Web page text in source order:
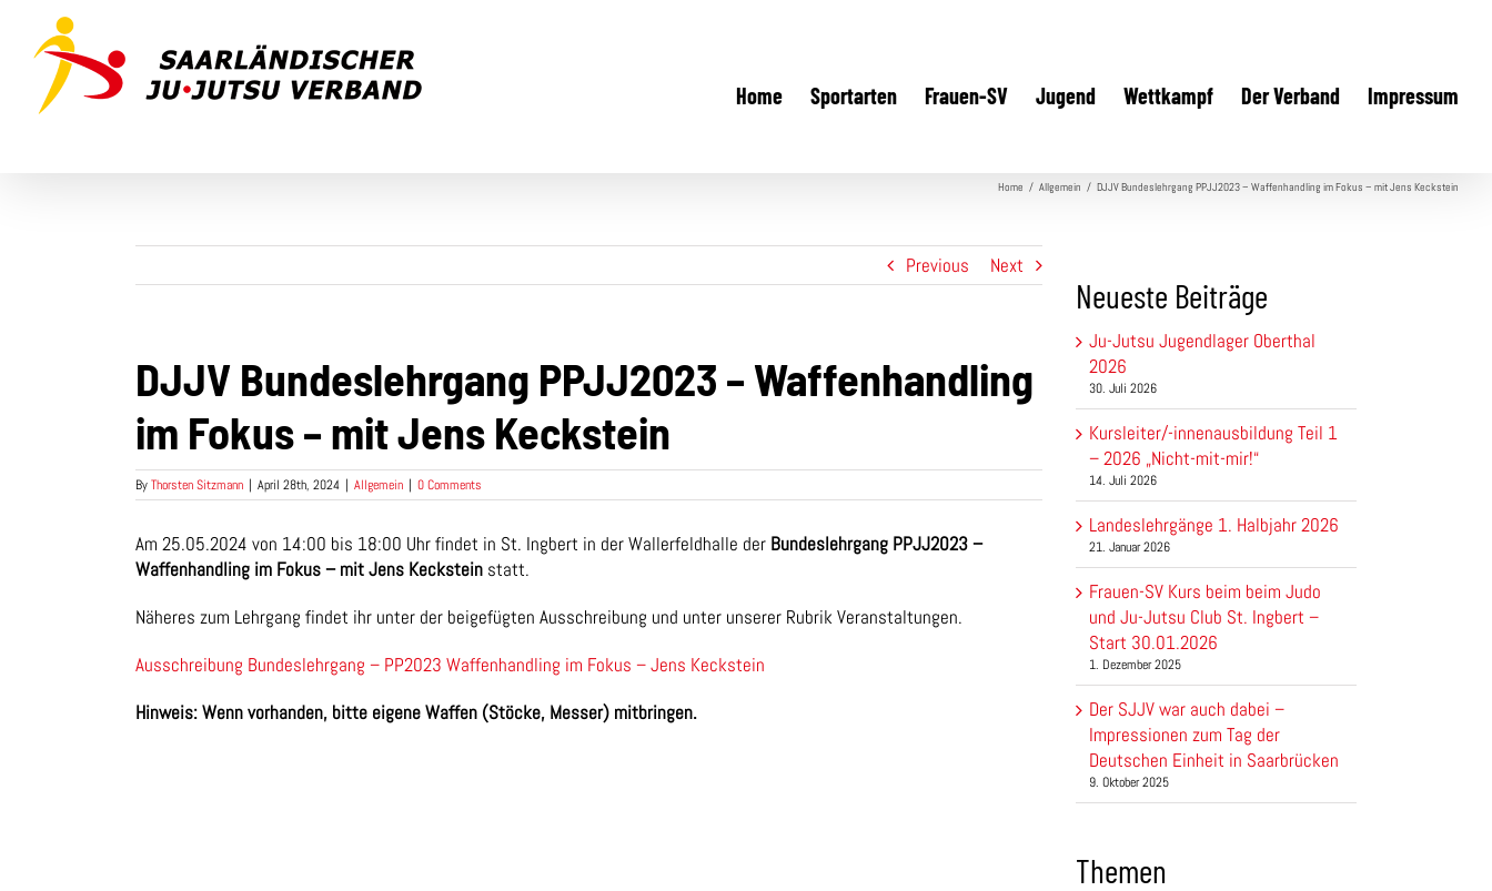
content
Home Sportarten Frauen-SV Jugend Wettkampf Der Verband Impressum
Home / Allgemein / DJJV Bundeslehrgang PPJJ2023 – Waffenhandling im Fokus – mit Jens Keckstein
Previous Next
DJJV Bundeslehrgang PPJJ2023 – Waffenhandling
im Fokus – mit Jens Keckstein
ByThorsten Sitzmann | April 28th, 2024 | Allgemein | 0 Comments
Am 25.05.2024 von 14:00 bis 18:00 Uhr findet in St. Ingbert in der Wallerfeldhalle der Bundeslehrgang PPJJ2023 –
Waffenhandling im Fokus – mit Jens Keckstein statt.
Näheres zum Lehrgang findet ihr unter der beigefügten Ausschreibung und unter unserer Rubrik Veranstaltungen.
Ausschreibung Bundeslehrgang – PP2023 Waffenhandling im Fokus – Jens Keckstein
Hinweis: Wenn vorhanden, bitte eigene Waffen (Stöcke, Messer) mitbringen.
Neueste Beiträge
Ju-Jutsu Jugendlager Oberthal
2026
30. Juli 2026
Kursleiter/-innenausbildung Teil 1
– 2026 „Nicht-mit-mir!“
14. Juli 2026
Landeslehrgänge 1. Halbjahr 2026
21. Januar 2026
Frauen-SV Kurs beim beim Judo
und Ju-Jutsu Club St. Ingbert –
Start 30.01.2026
1. Dezember 2025
Der SJJV war auch dabei –
Impressionen zum Tag der
Deutschen Einheit in Saarbrücken
9. Oktober 2025
Themen